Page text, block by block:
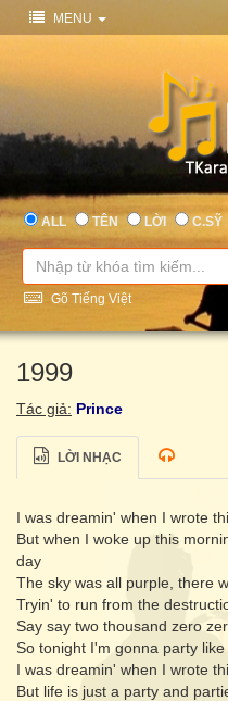
MENU
ALL TÊN LỜI C.SỸ
Gõ Tiếng Việt
1999
Tác giả: Prince
LỜI NHẠC
I was dreamin' when I wrote
But when I woke up this
day
The sky was all purple, there
Tryin' to run from the
Say say two thousand zero
So tonight I'm gonna party
I was dreamin' when I wrote
But life is just a party and